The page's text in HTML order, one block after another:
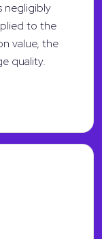
negligibly
to the
value, the
quality.